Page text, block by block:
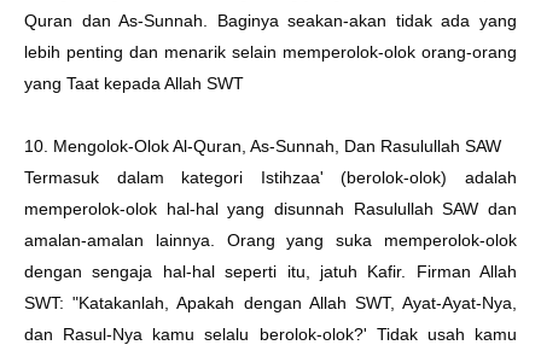
Quran dan As-Sunnah. Baginya seakan-akan tidak ada yang
lebih penting dan menarik selain memperolok-olok orang-orang
yang Taat kepada Allah SWT
10. Mengolok-Olok Al-Quran, As-Sunnah, Dan Rasulullah SAW
Termasuk dalam kategori Istihzaa' (berolok-olok) adalah
memperolok-olok hal-hal yang disunnah Rasulullah SAW dan
amalan-amalan lainnya. Orang yang suka memperolok-olok
dengan sengaja hal-hal seperti itu, jatuh Kafir. Firman Allah
SWT: "Katakanlah, Apakah dengan Allah SWT, Ayat-Ayat-Nya,
dan Rasul-Nya kamu selalu berolok-olok?' Tidak usah kamu